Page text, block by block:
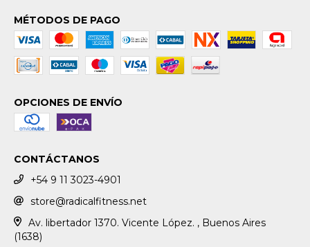
MÉTODOS DE PAGO
OPCIONES DE ENVÍO
CONTÁCTANOS
+54 9 11 3023-4901
store@radicalfitness.net
Av. libertador 1370. Vicente López. , Buenos Aires
(1638)